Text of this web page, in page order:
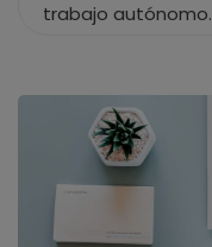
trabajo autónomo.